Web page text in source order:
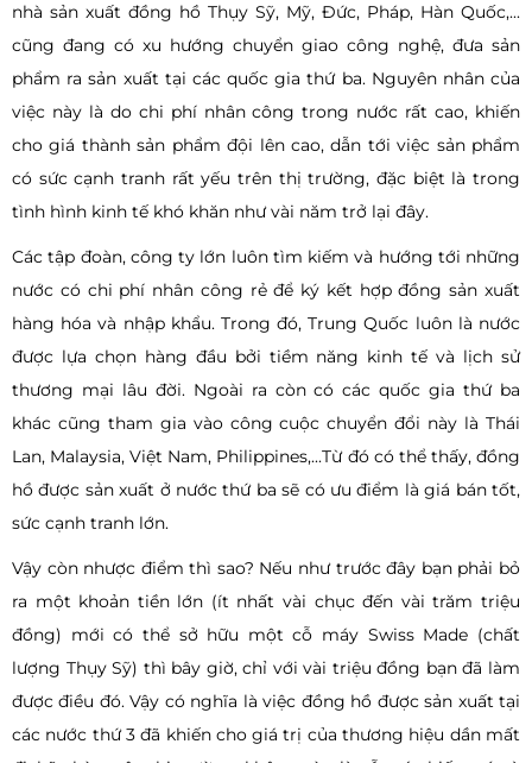
nhà sản xuất đồng hồ Thụy Sỹ, Mỹ, Đức, Pháp, Hàn Quốc,...
cũng đang có xu hướng chuyển giao công nghệ, đưa sản
phẩm ra sản xuất tại các quốc gia thứ ba. Nguyên nhân của
việc này là do chi phí nhân công trong nước rất cao, khiến
cho giá thành sản phẩm đội lên cao, dẫn tới việc sản phẩm
có sức cạnh tranh rất yếu trên thị trường, đặc biệt là trong
tình hình kinh tế khó khăn như vài năm trở lại đây.
Các tập đoàn, công ty lớn luôn tìm kiếm và hướng tới những
nước có chi phí nhân công rẻ để ký kết hợp đồng sản xuất
hàng hóa và nhập khẩu. Trong đó, Trung Quốc luôn là nước
được lựa chọn hàng đầu bởi tiềm năng kinh tế và lịch sử
thương mại lâu đời. Ngoài ra còn có các quốc gia thứ ba
khác cũng tham gia vào công cuộc chuyển đổi này là Thái
Lan, Malaysia, Việt Nam, Philippines,...Từ đó có thể thấy, đồng
hồ được sản xuất ở nước thứ ba sẽ có ưu điểm là giá bán tốt,
sức cạnh tranh lớn.
Vậy còn nhược điểm thì sao? Nếu như trước đây bạn phải bỏ
ra một khoản tiền lớn (ít nhất vài chục đến vài trăm triệu
đồng) mới có thể sở hữu một cỗ máy Swiss Made (chất
lượng Thụy Sỹ) thì bây giờ, chỉ với vài triệu đồng bạn đã làm
được điều đó. Vậy có nghĩa là việc đồng hồ được sản xuất tại
các nước thứ 3 đã khiến cho giá trị của thương hiệu dần mất